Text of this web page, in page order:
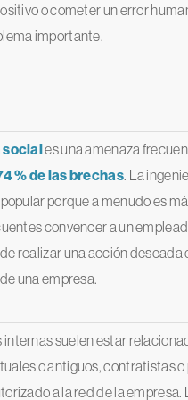
o cometer un error
importante.
es una amenaza
% de las brechas. La
porque a menudo es
convencer a un
realizar una acción deseada
una empresa.
internas suelen estar
o antiguos, contratistas
a la red de la empresa.